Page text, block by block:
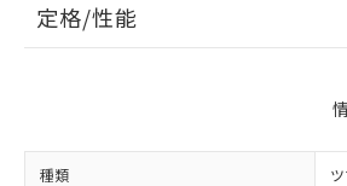
定格/性能
種類